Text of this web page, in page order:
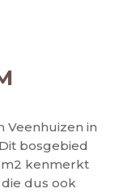
Veenhuizen in
bosgebied
kenmerkt
dus ook